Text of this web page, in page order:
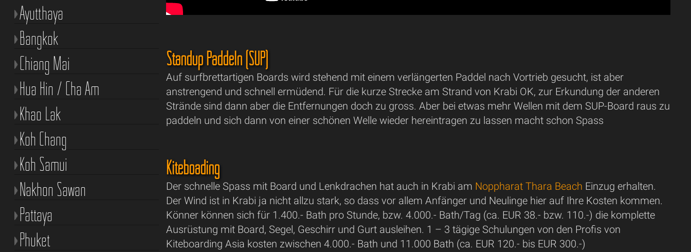
Standup Paddeln (SUP)
Auf surfbrettartigen Boards wird stehend mit einem verlängerten Paddel nach Vortrieb gesucht, ist aber
anstrengend und schnell ermüdend. Für die kurze Strecke am Strand von Krabi OK, zur Erkundung der anderen
Strände sind dann aber die Entfernungen doch zu gross. Aber bei etwas mehr Wellen mit dem SUP-Board raus zu
paddeln und sich dann von einer schönen Welle wieder hereintragen zu lassen macht schon Spass
Kiteboading
Der schnelle Spass mit Board und Lenkdrachen hat auch in Krabi am Noppharat Thara Beach Einzug erhalten.
Der Wind ist in Krabi ja nicht allzu stark, so dass vor allem Anfänger und Neulinge hier auf Ihre Kosten kommen.
Könner können sich für 1.400.- Bath pro Stunde, bzw. 4.000.- Bath/Tag (ca. EUR 38.- bzw. 110.-) die komplette
Ausrüstung mit Board, Segel, Geschirr und Gurt ausleihen. 1 – 3 tägige Schulungen von den Profis von
Kiteboarding Asia kosten zwischen 4.000.- Bath und 11.000 Bath (ca. EUR 120.- bis EUR 300.-)
Ayutthaya
Bangkok
Chiang Mai
Hua Hin / Cha Am
Khao Lak
Koh Chang
Koh Samui
Nakhon Sawan
Pattaya
Phuket